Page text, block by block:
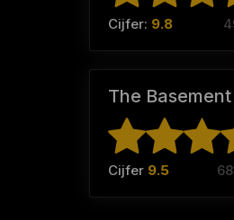
Cijfer: 9.8
The Basement
Cijfer 9.5